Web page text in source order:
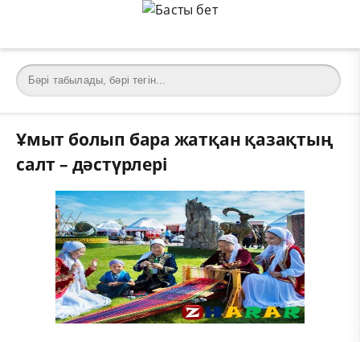
Ұмыт болып бара жатқан қазақтың
салт – дәстүрлері